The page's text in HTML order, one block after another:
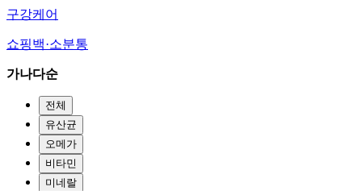
구강케어
쇼핑백·소분통
가나다순
전체
유산균
오메가
비타민
미네랄